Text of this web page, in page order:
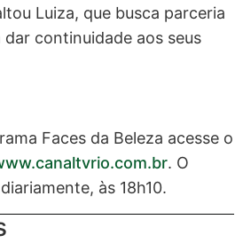
Luiza, que busca parceria
continuidade aos seus
Faces da Beleza acesse o
. O
às 18h10.